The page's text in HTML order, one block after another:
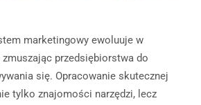
marketingowy ewoluuje w
przedsiębiorstwa do
się. Opracowanie skutecznej
tylko znajomości narzędzi, lecz